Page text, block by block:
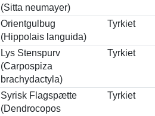
(Sitta neumayer)
Orientgulbug
(Hippolais languida)
Tyrkiet
Lys Stenspurv
(Carpospiza
brachydactyla)
Tyrkiet
Syrisk Flagspætte
(Dendrocopos
Tyrkiet